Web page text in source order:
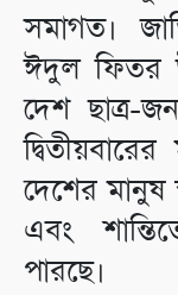
সমাগত।
ঈদুল ফিতর
দেশ ছাত্র-
দেশের মানুষ
এবং
পারছে।